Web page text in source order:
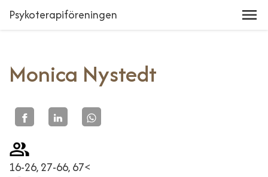
Psykoterapiföreningen
Monica Nystedt
16-26, 27-66, 67<